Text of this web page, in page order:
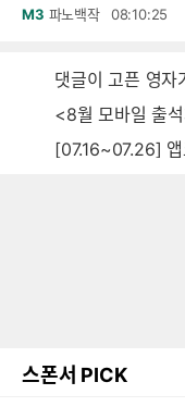
M3 파노백작 08:10:25
댓글이 고픈 영자
<8월 모바일 출
[07.16~07.26] 앱코
스폰서 PICK